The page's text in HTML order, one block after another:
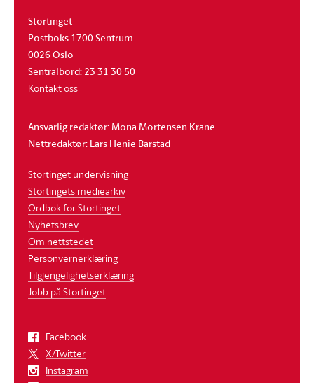
Stortinget
Postboks 1700 Sentrum
0026 Oslo
Sentralbord: 23 31 30 50
Kontakt oss
Ansvarlig redaktør: Mona Mortensen Krane
Nettredaktør: Lars Henie Barstad
Stortinget undervisning
Stortingets mediearkiv
Ordbok for Stortinget
Nyhetsbrev
Om nettstedet
Personvernerklæring
Tilgjengelighetserklæring
Jobb på Stortinget
Facebook
X/Twitter
Instagram